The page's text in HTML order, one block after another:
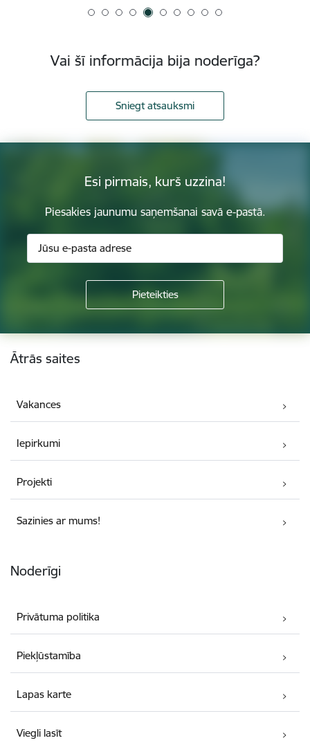
Vai šī informācija bija noderīga?
Sniegt atsauksmi
Esi pirmais, kurš uzzina!
Piesakies jaunumu saņemšanai savā e-pastā.
Kājene
Ātrās saites
Vakances
Iepirkumi
Projekti
Sazinies ar mums!
Noderīgi
Privātuma politika
Piekļūstamība
Lapas karte
Viegli lasīt